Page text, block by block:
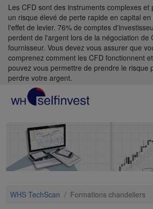
Les CFD sont des instruments complexes et
un risque élevé de perte rapide en capital en
l'effet de levier. 76% de comptes
perdent de l'argent lors de la négociation de
fournisseur. Vous devez vous assurer que
comprenez comment les CFD fonctionnent
pouvez vous permettre de prendre le risque
perdre votre argent.
WHS TechScan / Formations chandeliers